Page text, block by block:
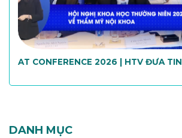
AT CONFERENCE 2026 | HTV ĐƯA TIN
DANH MỤC